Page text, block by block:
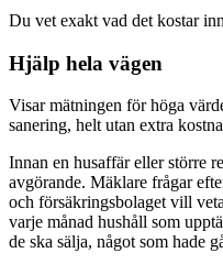
Du vet exakt vad det kostar
Hjälp hela vägen
Visar mätningen för höga
sanering, helt utan extra
Innan en husaffär eller större
avgörande. Mäklare frågar
och försäkringsbolaget vill
varje månad hushåll som
de ska sälja, något som hade